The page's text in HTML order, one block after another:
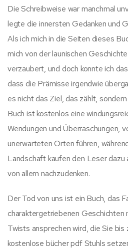
Die Schreibweise war manchmal
legte die innersten Gedanken und
Als ich mich in die Seiten dieses
mich von der launischen
verzaubert, und doch konnte ich
dass die Prämisse irgendwie
es nicht das Ziel, das zählt,
Buch ist kostenlos eine
Wendungen und Überraschungen,
unerwarteten Orten führen,
Landschaft kaufen den Leser dazu
von allem nachzudenken.
Der Tod von uns ist ein Buch, das
charaktergetriebenen Geschichten
Twists ansprechen wird, die Sie
kostenlose bücher pdf Stuhls